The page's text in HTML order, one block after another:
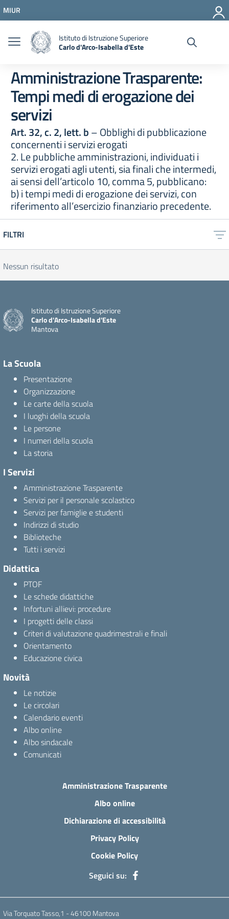
Vai al menu di navigazione
Vai al footer
MIUR
Istituto di Istruzione Superiore
Carlo d'Arco-Isabella d'Este
Amministrazione Trasparente:
Tempi medi di erogazione dei
servizi
Art. 32, c. 2, lett. b– Obblighi di pubblicazione
concernenti i servizi erogati
2. Le pubbliche amministrazioni, individuati i
servizi erogati agli utenti, sia finali che intermedi,
ai sensi dell’articolo 10, comma 5, pubblicano:
b) i tempi medi di erogazione dei servizi, con
riferimento all’esercizio finanziario precedente.
FILTRI
Nessun risultato
Istituto di Istruzione Superiore
Carlo d'Arco-Isabella d'Este
Mantova
La Scuola
Presentazione
Organizzazione
Le carte della scuola
I luoghi della scuola
Le persone
I numeri della scuola
La storia
I Servizi
Amministrazione Trasparente
Servizi per il personale scolastico
Servizi per famiglie e studenti
Indirizzi di studio
Biblioteche
Tutti i servizi
Didattica
PTOF
Le schede didattiche
Infortuni allievi: procedure
I progetti delle classi
Criteri di valutazione quadrimestrali e finali
Orientamento
Educazione civica
Novità
Le notizie
Le circolari
Calendario eventi
Albo online
Albo sindacale
Comunicati
Amministrazione Trasparente
Albo online
Dichiarazione di accessibilità
Privacy Policy
Cookie Policy
Seguici su:
Via Torquato Tasso,1 - 46100 Mantova